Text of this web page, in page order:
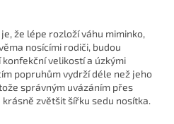
že lépe rozloží váhu miminko,
nosícími rodiči, budou
velikostí a úzkými
popruhům vydrží déle než jeho
správným uvázáním přes
zvětšit šířku sedu nosítka.